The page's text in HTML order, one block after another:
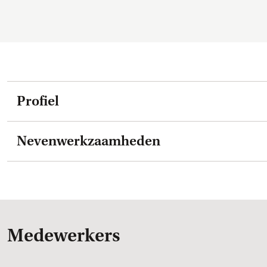
Profiel
Nevenwerkzaamheden
Medewerkers